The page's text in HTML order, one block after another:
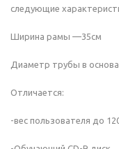
следующие
Ширина рамы —35см
Диаметр трубы в
Отличается:
-вес пользователя до